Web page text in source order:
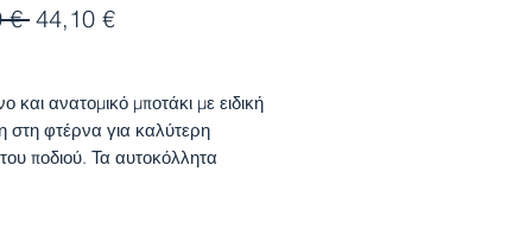
€ Κανονική
44,10 €Τιμή
και ανατομικό μποτάκι με ειδική
στη φτέρνα για καλύτερη
ποδιού. Τα αυτοκόλλητα
πιστοποίηση ποιότητας από την